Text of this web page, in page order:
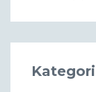
Kategori